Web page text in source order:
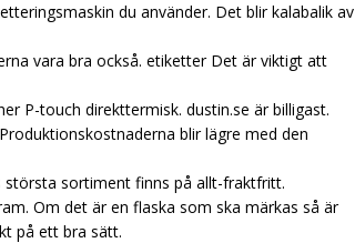
du använder. Det blir kalabalik av
vara bra också. etiketterDet är viktigt att
P-touch direkttermisk. dustin.se är billigast.
blir lägre med den
största sortiment finns på allt-fraktfritt.
Om det är en flaska som ska märkas så är
på ett bra sätt.